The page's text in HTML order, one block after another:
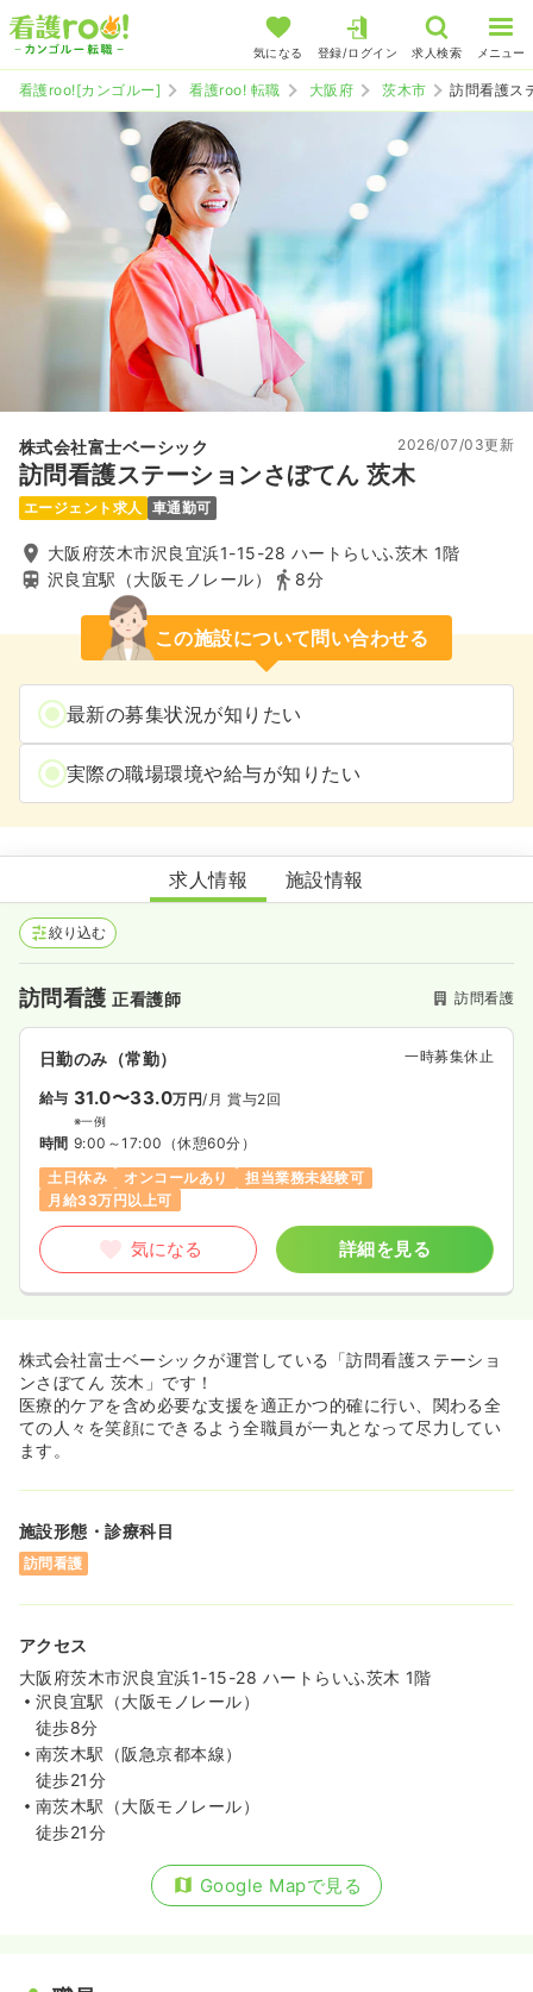
気になる 登録/ログイン 求人検索 メニュー
看護roo![カンゴルー] 看護roo! 転職 大阪府 茨木市 訪問看護ス
株式会社富士ベーシック
訪問看護ステーションさぼてん 茨木
2026/07/03更新
エージェント求人 車通勤可
大阪府茨木市沢良宜浜1-15-28 ハートらいふ茨木 1階
沢良宜駅（大阪モノレール）
8分
この施設について問い合わせる
最新の募集状況が知りたい
実際の職場環境や給与が知りたい
訪問看護ステーションさぼてん 茨木
求人情報 施設情報
絞り込む
訪問看護正看護師 訪問看護
日勤のみ（常勤） 一時募集休止
給与 31.0〜33.0万円/月 賞与2回
※一例
時間 9:00～17:00 （休憩60分）
土日休み
オンコールあり
担当業務未経験可
月給33万円以上可
気になる 詳細を見る
株式会社富士ベーシックが運営している「訪問看護ステーショ
ンさぼてん 茨木」です！
医療的ケアを含め必要な支援を適正かつ的確に行い、関わる全
ての人々を笑顔にできるよう全職員が一丸となって尽力してい
ます。
施設形態・診療科目
訪問看護
アクセス
大阪府茨木市沢良宜浜1-15-28 ハートらいふ茨木 1階
沢良宜駅（大阪モノレール）
徒歩8分
南茨木駅（阪急京都本線）
徒歩21分
南茨木駅（大阪モノレール）
徒歩21分
Google Mapで見る